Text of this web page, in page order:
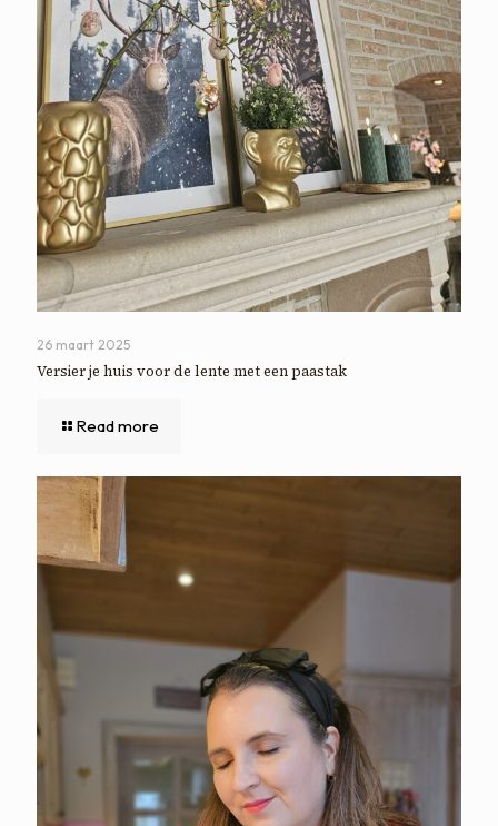
26 maart 2025
Versier je huis voor de lente met een paastak
Read more